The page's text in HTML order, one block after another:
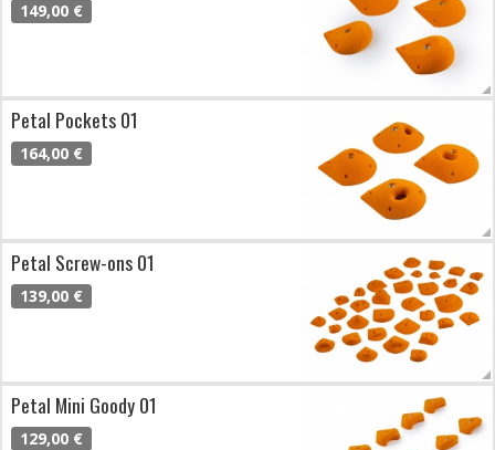
149,00 €
Petal Pockets 01
164,00 €
Petal Screw-ons 01
139,00 €
Petal Mini Goody 01
129,00 €